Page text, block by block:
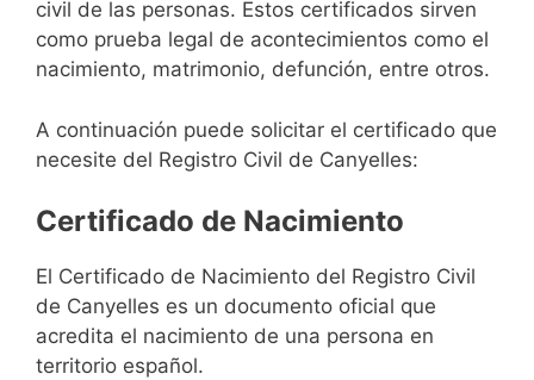
civil de las personas. Estos certificados sirven
como prueba legal de acontecimientos como el
nacimiento, matrimonio, defunción, entre otros.
A continuación puede solicitar el certificado que
necesite del Registro Civil de Canyelles:
Certificado de Nacimiento
El Certificado de Nacimiento del Registro Civil
de Canyelles es un documento oficial que
acredita el nacimiento de una persona en
territorio español.